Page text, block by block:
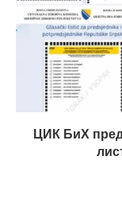
ЦИК БиХ